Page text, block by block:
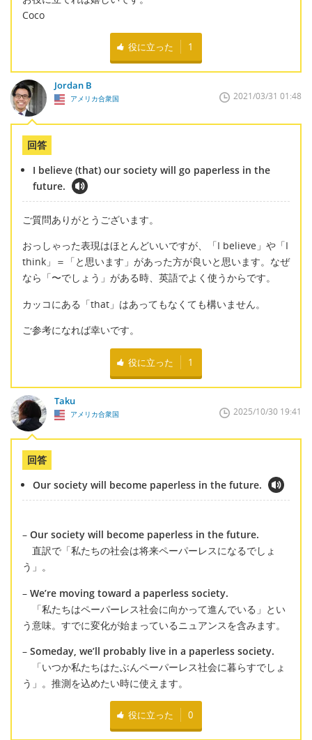
Coco
役に立った 1
Jordan B
アメリカ合衆国 2021/03/31 01:48
回答
I believe (that) our society will go paperless in the
future.
ご質問ありがとうございます。
おっしゃった表現はほとんどいいですが、「I believe」や「I
think」＝「と思います」があった方が良いと思います。なぜ
なら「〜でしょう」がある時、英語でよく使うからです。
カッコにある「that」はあってもなくても構いません。
ご参考になれば幸いです。
役に立った 1
Taku
アメリカ合衆国 2025/10/30 19:41
回答
Our society will become paperless in the future.
– Our society will become paperless in the future.
直訳で「私たちの社会は将来ペーパーレスになるでしょ
う」。
– We’re moving toward a paperless society.
「私たちはペーパーレス社会に向かって進んでいる」とい
う意味。すでに変化が始まっているニュアンスを含みます。
– Someday, we’ll probably live in a paperless society.
「いつか私たちはたぶんペーパーレス社会に暮らすでしょ
う」。推測を込めたい時に使えます。
役に立った 0